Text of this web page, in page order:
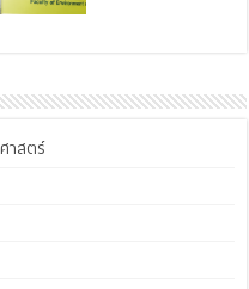
าสตร์